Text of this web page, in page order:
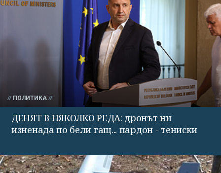
ПОЛИТИКА
ДЕНЯТ В НЯКОЛКО РЕДА: дронът ни
изненада по бели гащ... пардон - тениски